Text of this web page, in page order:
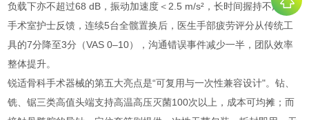
负载下亦不超过68 dB，振动加速度＜2.5 m/s²，长时间握持不麻手。
手术室护士反馈，连续5台全髋置换后，医生手部疲劳评分从传统工
具的7分降至3分（VAS 0–10），沟通错误事件减少一半，团队效率
整体提升。
锐适骨科手术器械的第五大亮点是“可复用与一次性兼容设计"。钻、
铣、锯三类高值头端支持高温高压灭菌100次以上，成本可均摊；而